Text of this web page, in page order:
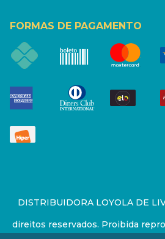
FORMAS DE PAGAMENTO
DISTRIBUIDORA LOYOLA DE
direitos reservados. Proibida